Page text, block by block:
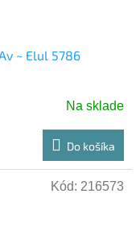
~ Elul 5786
Na sklade
Do košíka
Kód: 216573